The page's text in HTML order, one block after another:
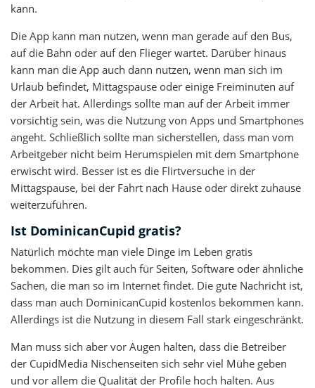
kann.
Die App kann man nutzen, wenn man gerade auf den Bus,
auf die Bahn oder auf den Flieger wartet. Darüber hinaus
kann man die App auch dann nutzen, wenn man sich im
Urlaub befindet, Mittagspause oder einige Freiminuten auf
der Arbeit hat. Allerdings sollte man auf der Arbeit immer
vorsichtig sein, was die Nutzung von Apps und Smartphones
angeht. Schließlich sollte man sicherstellen, dass man vom
Arbeitgeber nicht beim Herumspielen mit dem Smartphone
erwischt wird. Besser ist es die Flirtversuche in der
Mittagspause, bei der Fahrt nach Hause oder direkt zuhause
weiterzuführen.
Ist DominicanCupid gratis?
Natürlich möchte man viele Dinge im Leben gratis
bekommen. Dies gilt auch für Seiten, Software oder ähnliche
Sachen, die man so im Internet findet. Die gute Nachricht ist,
dass man auch DominicanCupid kostenlos bekommen kann.
Allerdings ist die Nutzung in diesem Fall stark eingeschränkt.
Man muss sich aber vor Augen halten, dass die Betreiber
der CupidMedia Nischenseiten sich sehr viel Mühe geben
und vor allem die Qualität der Profile hoch halten. Aus